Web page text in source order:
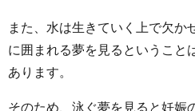
また、水は生きていく上で欠か
に囲まれる夢を見るということ
あります。
そのため、泳ぐ夢を見ると妊娠